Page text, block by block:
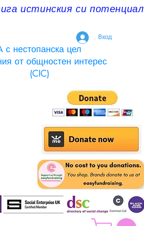
истинския си потенциал
с нестопанска цел
от общностен интерес
(CIC)
Вход